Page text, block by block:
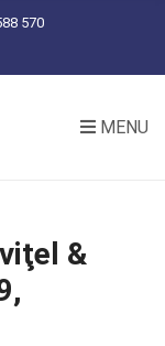
570
MENU
&